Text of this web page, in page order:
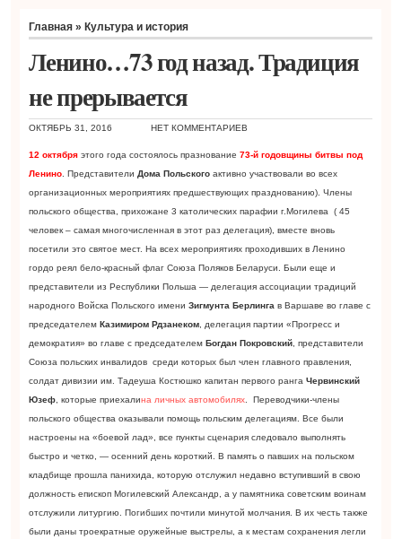
Главная » Культура и история
Ленино…73 год назад. Традиция
не прерывается
ОКТЯБРЬ 31, 2016 НЕТ КОММЕНТАРИЕВ
12 октября этого года состоялось празнование 73-й годовщины битвы под
Ленино . Представители Дома Польского активно участвовали во всех
организационных мероприятиях предшествующих празднованию). Члены
польского общества, прихожане 3 католических парафии г.Могилева ( 45
человек – самая многочисленная в этот раз делегация), вместе вновь
посетили это святое мест. На всех мероприятиях проходивших в Ленино
гордо реял бело-красный флаг Союза Поляков Беларуси. Были еще и
представители из Республики Польша — делегация ассоциации традиций
народного Войска Польского имениЗигмунта Берлинга в Варшаве во главе с
председателемКазимиром Рдзанеком , делегация партии «Прогресс и
демократия» во главе с председателемБогдан Покровский , представители
Союза польских инвалидов среди которых был член главного правления,
солдат дивизии им. Тадеуша Костюшко капитан первого рангаЧервинский
Юзеф , которые приехалина личных автомобилях . Переводчики-члены
польского общества оказывали помощь польским делегациям. Все были
настроены на «боевой лад», все пункты сценария следовало выполнять
быстро и четко, — осенний день короткий. В память о павших на польском
кладбище прошла панихида, которую отслужил недавно вступивший в свою
должность епископ Могилевский Александр, а у памятника советским воинам
отслужили литургию. Погибших почтили минутой молчания. В их честь также
были даны троекратные оружейные выстрелы, а к местам сохранения легли